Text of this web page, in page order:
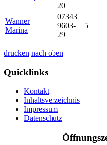
20
Wanner
Marina
07343
9603-
29
5
drucken nach oben
Quicklinks
Kontakt
Inhaltsverzeichnis
Impressum
Datenschutz